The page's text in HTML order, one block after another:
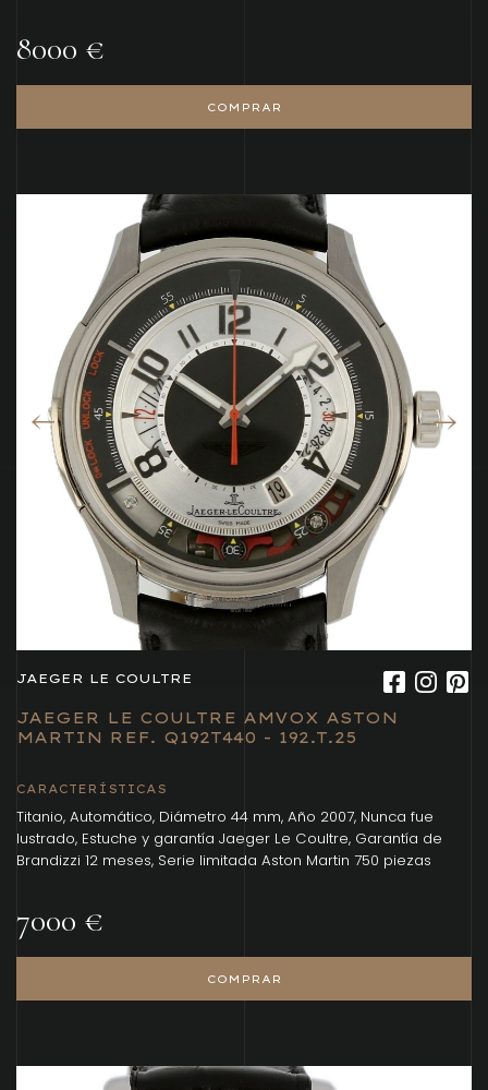
8000 €
COMPRAR
JAEGER LE COULTRE
JAEGER LE COULTRE AMVOX ASTON
MARTIN REF. Q192T440 - 192.T.25
CARACTERÍSTICAS
Titanio, Automático, Diámetro 44 mm, Año 2007, Nunca fue
lustrado, Estuche y garantía Jaeger Le Coultre, Garantía de
Brandizzi 12 meses, Serie limitada Aston Martin 750 piezas
7000 €
COMPRAR